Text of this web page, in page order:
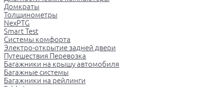
Домкраты
Толщинометры
NexPTG
Smart Test
Системы комфорта
Электро-открытие задней двери
Путешествия Перевозка
Багажники на крышу автомобиля
Багажные системы
Багажники на рейлинги